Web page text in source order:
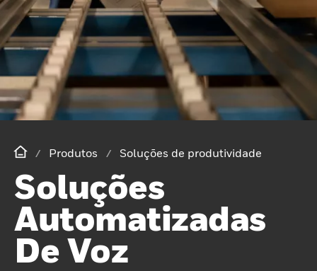
Produtos Soluções de produtividade
Soluções
Automatizadas
De Voz